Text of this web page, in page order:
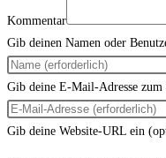
Kommentar
Gib deinen Namen oder
Gib deine E-Mail-Adresse
Gib deine Website-URL ein